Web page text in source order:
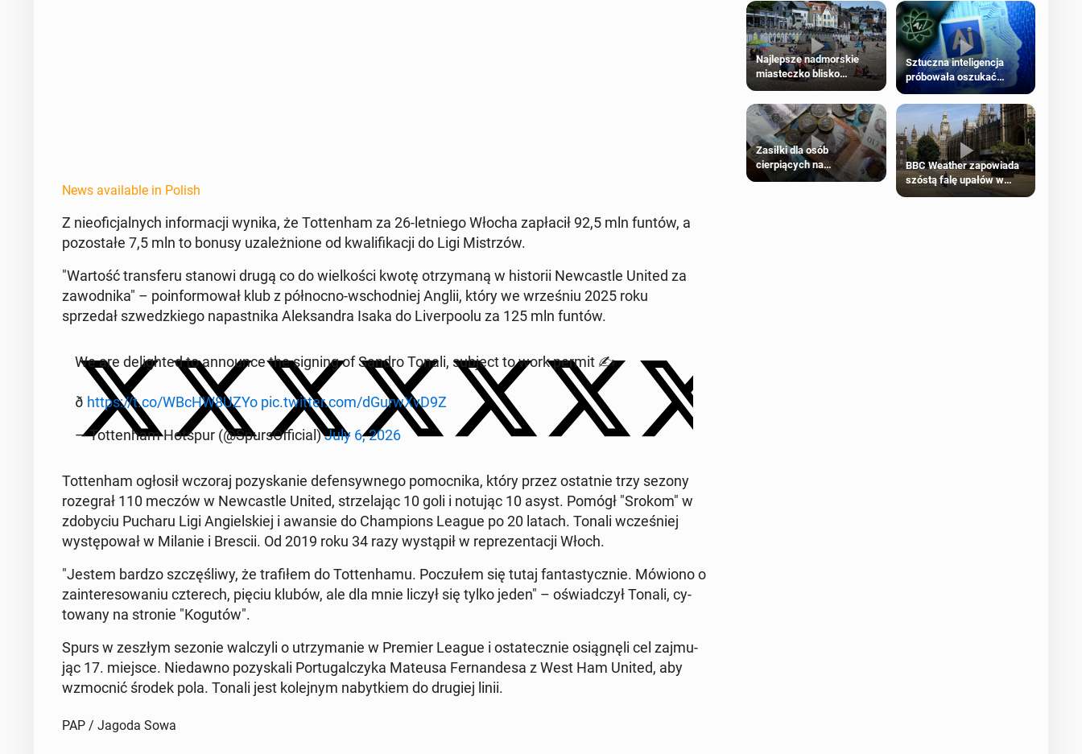
News available in Polish
Z nie­ofic­jal­nych in­for­ma­cji wynika, że Tot­ten­ham za 26-let­niego Włocha za­płacił 92,5 mln funtów, a
po­zostałe 7,5 mln to bonusy uza­leżnione od kwal­i­fikacji do Ligi Mis­trzów.
"Wartość trans­feru stanowi drugą co do wielkoś­ci kwotę otrzy­maną w his­torii New­cas­tle United za
za­wod­ni­ka" – poin­for­mował klub z północ­no-wschod­niej Anglii, który we wrześniu 2025 roku
sprzedał szwedzkiego na­past­ni­ka Alek­san­dra Isaka do Liv­er­poolu za 125 mln funtów.
We are de­light­ed to an­nounce the signing of Sandro Tonali, subject to work permit ✍️
ð https://t.co/WBcHW8UZYo pic.twitter.com/dGur­wXvD9Z
— Tot­ten­ham Hotspur (@Spur­sOf­fi­cial)July 6, 2026
Tot­ten­ham ogłosił wczoraj pozyskanie de­fen­sy­wnego po­moc­ni­ka, który przez os­tat­nie trzy sezony
roze­grał 110 meczów w New­cas­tle United, strze­la­jąc 10 goli i notując 10 asyst. Pomógł "Srokom" w
zdoby­ciu Pucharu Ligi Ang­iel­skiej i awansie do Cham­pi­ons League po 20 latach. Tonali wcześniej
wys­tępował w Milanie i Brescii. Od 2019 roku 34 razy wys­tąpił w reprezen­tacji Włoch.
"Jestem bardzo szczęśli­wy, że trafiłem do Tot­ten­hamu. Poczułem się tutaj fan­tasty­cznie. Mówiono o
zain­tere­sowa­niu czterech, pięciu klubów, ale dla mnie liczył się tylko jeden" – oświad­czył Tonali, cy­
towany na stronie "Kogutów".
Spurs w zeszłym sezonie wal­czyli o utrzy­manie w Premier League i os­tate­cznie os­iągnęli cel za­j­mu­
jąc 17. miejsce. Niedawno pozyskali Por­tu­gal­czy­ka Mateusa Fer­nan­desa z West Ham United, aby
wz­moc­nić środek pola. Tonali jest kole­jnym nabytkiem do drugiej linii.
PAP / Jagoda Sowa
Najlepsze nadmorskie
miasteczko blisko
Londynu
Sztuczna inteligencja
próbowała oszukać
człowieka
Zasiłki dla osób
cierpiących na
schorzenia psychiczne
BBC Weather zapowiada
szóstą falę upałów w
Londynie